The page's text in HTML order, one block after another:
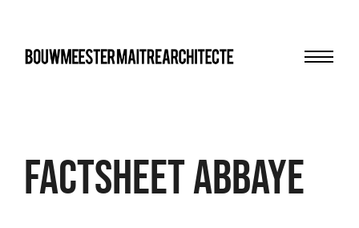
FACTSHEET abbaye